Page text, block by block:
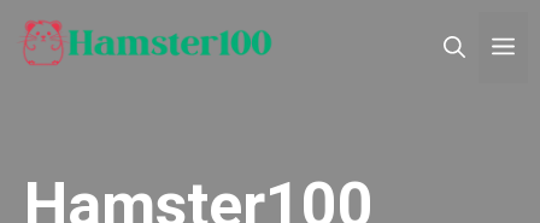
Zum
Inhalt
Hamster100